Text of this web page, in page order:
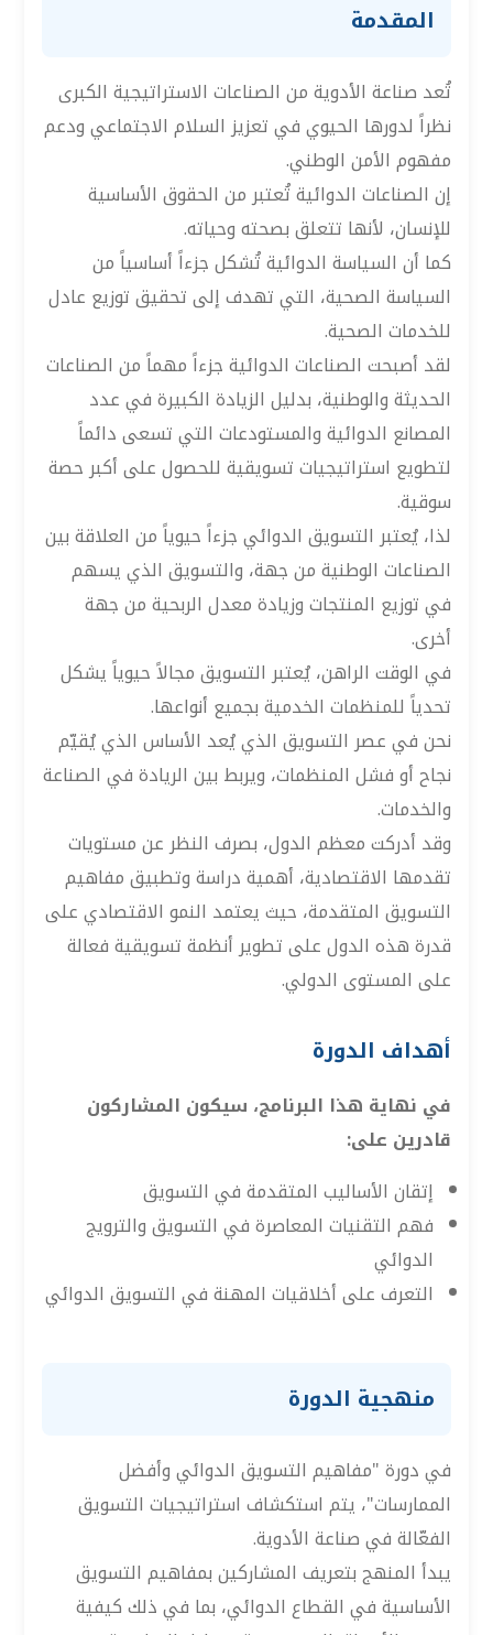
المقدمة
تُعد صناعة الأدوية من الصناعات الاستراتيجية الكبرى
نظراً لدورها الحيوي في تعزيز السلام الاجتماعي ودعم
مفهوم الأمن الوطني.
إن الصناعات الدوائية تُعتبر من الحقوق الأساسية
للإنسان، لأنها تتعلق بصحته وحياته.
كما أن السياسة الدوائية تُشكل جزءاً أساسياً من
السياسة الصحية، التي تهدف إلى تحقيق توزيع عادل
للخدمات الصحية.
لقد أصبحت الصناعات الدوائية جزءاً مهماً من الصناعات
الحديثة والوطنية، بدليل الزيادة الكبيرة في عدد
المصانع الدوائية والمستودعات التي تسعى دائماً
لتطويع استراتيجيات تسويقية للحصول على أكبر حصة
سوقية.
لذا، يُعتبر التسويق الدوائي جزءاً حيوياً من العلاقة بين
الصناعات الوطنية من جهة، والتسويق الذي يسهم
في توزيع المنتجات وزيادة معدل الربحية من جهة
أخرى.
في الوقت الراهن، يُعتبر التسويق مجالاً حيوياً يشكل
تحدياً للمنظمات الخدمية بجميع أنواعها.
نحن في عصر التسويق الذي يُعد الأساس الذي يُقيّم
نجاح أو فشل المنظمات، ويربط بين الريادة في الصناعة
والخدمات.
وقد أدركت معظم الدول، بصرف النظر عن مستويات
تقدمها الاقتصادية، أهمية دراسة وتطبيق مفاهيم
التسويق المتقدمة، حيث يعتمد النمو الاقتصادي على
قدرة هذه الدول على تطوير أنظمة تسويقية فعالة
على المستوى الدولي.
أهداف الدورة
في نهاية هذا البرنامج، سيكون المشاركون
قادرين على:
إتقان الأساليب المتقدمة في التسويق
فهم التقنيات المعاصرة في التسويق والترويج
الدوائي
التعرف على أخلاقيات المهنة في التسويق الدوائي
منهجية الدورة
في دورة "مفاهيم التسويق الدوائي وأفضل
الممارسات"، يتم استكشاف استراتيجيات التسويق
الفعّالة في صناعة الأدوية.
يبدأ المنهج بتعريف المشاركين بمفاهيم التسويق
الأساسية في القطاع الدوائي، بما في ذلك كيفية